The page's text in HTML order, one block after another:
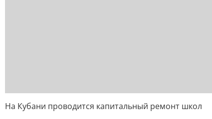
На Кубани проводится капитальный ремонт школ